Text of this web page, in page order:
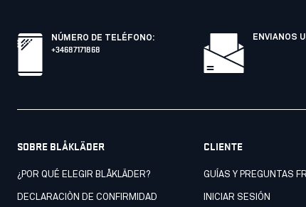
NÚMERO DE TELÉFONO:
+34687171868
ENVIANOS
SOBRE BLÅKLÄDER
¿POR QUÉ ELEGIR BLÅKLÄDER?
DECLARACIÒN DE CONFIRMIDAD
CLIENTE
GUÍAS Y PREGUNTAS
INICIAR SESIÓN